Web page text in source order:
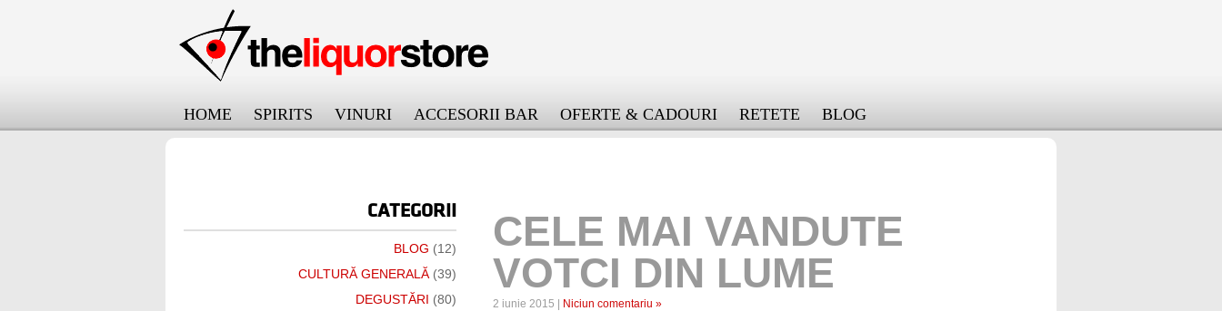
HOME SPIRITS VINURI ACCESORII BAR OFERTE & CADOURI RETETE BLOG
CELE MAI VANDUTE
VOTCI DIN LUME
2 iunie 2015 | Niciun comentariu »
CATEGORII
BLOG (12)
CULTURĂ GENERALĂ (39)
DEGUSTĂRI (80)